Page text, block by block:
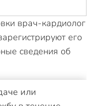
врач-кардиолог
его
сведения об
или